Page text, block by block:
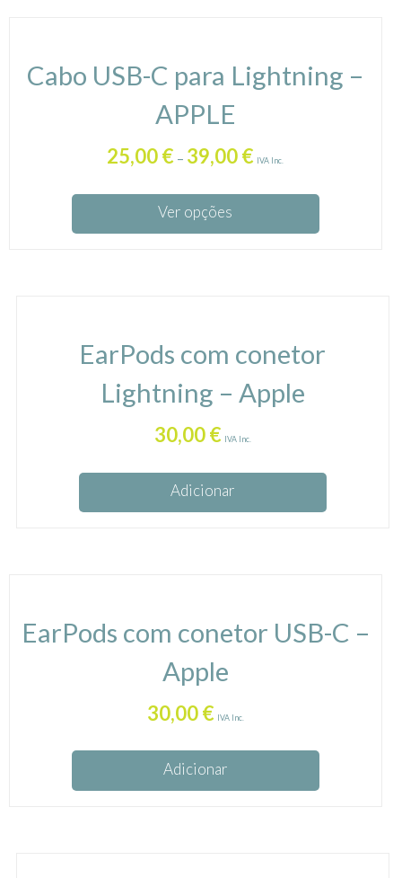
Cabo USB-C para Lightning –
APPLE
25,00€ – 39,00€ IVA Inc.
Ver opções
EarPods com conetor
Lightning – Apple
30,00€ IVA Inc.
Adicionar
EarPods com conetor USB-C –
Apple
30,00€ IVA Inc.
Adicionar